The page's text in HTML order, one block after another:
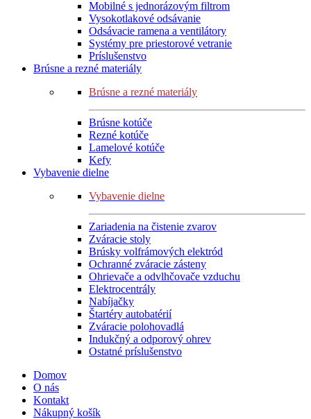
Mobilné s jednorázovým filtrom
Vysokotlakové odsávanie
Odsávacie ramena a ventilátory
Systémy pre priestorové vetranie
Príslušenstvo
Brúsne a rezné materiály
Brúsne a rezné materiály
Brúsne kotúče
Rezné kotúče
Lamelové kotúče
Kefy
Vybavenie dielne
Vybavenie dielne
Zariadenia na čistenie zvarov
Zváracie stoly
Brúsky volfrámových elektród
Ochranné zváracie zásteny
Ohrievače a odvlhčovače vzduchu
Elektrocentrály
Nabíjačky
Štartéry autobatérií
Zváracie polohovadlá
Indukčný a odporový ohrev
Ostatné príslušenstvo
Domov
O nás
Kontakt
Nákupný košík